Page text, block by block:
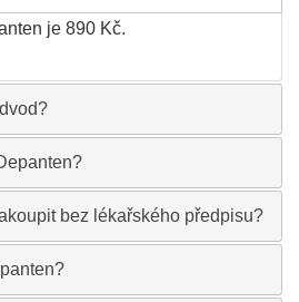
je 890 Kč.
bez lékařského předpisu?